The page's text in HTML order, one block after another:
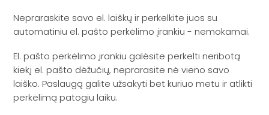
Nepraraskite savo el. laiškų ir perkelkite juos su
automatiniu el. pašto perkėlimo įrankiu - nemokamai.
El. pašto perkėlimo įrankiu galėsite perkelti neribotą
kiekį el. pašto dėžučių, neprarasite nė vieno savo
laiško. Paslaugą galite užsakyti bet kuriuo metu ir atlikti
perkėlimą patogiu laiku.